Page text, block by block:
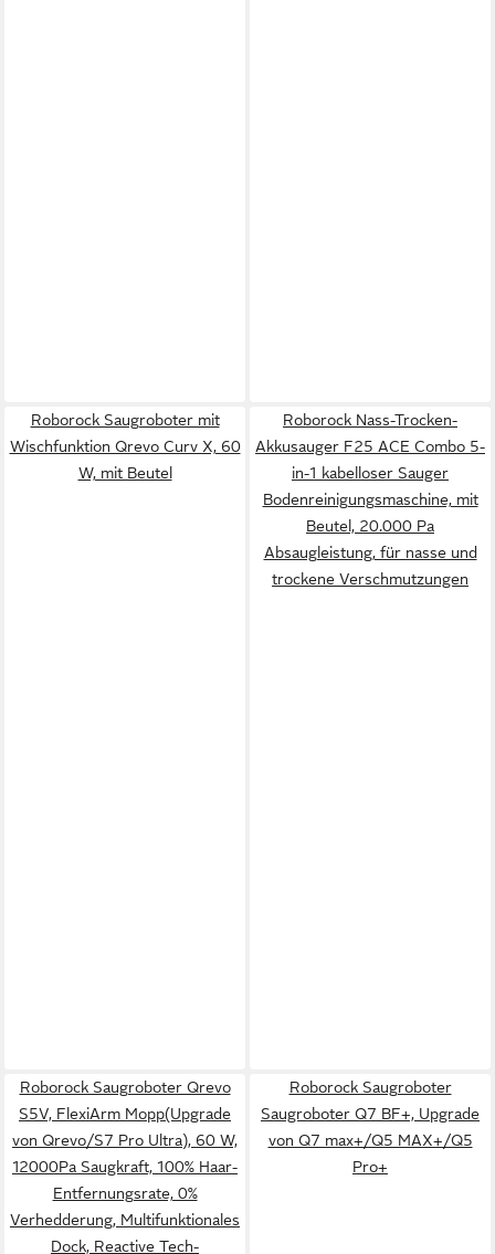
Roborock Saugroboter mit
Wischfunktion Qrevo Curv X, 60
W, mit Beutel
Roborock Nass-Trocken-
Akkusauger F25 ACE Combo 5-
in-1 kabelloser Sauger
Bodenreinigungsmaschine, mit
Beutel, 20.000 Pa
Absaugleistung, für nasse und
trockene Verschmutzungen
Roborock Saugroboter Qrevo
S5V, FlexiArm Mopp(Upgrade
von Qrevo/S7 Pro Ultra), 60 W,
12000Pa Saugkraft, 100% Haar-
Entfernungsrate, 0%
Verhedderung, Multifunktionales
Dock, Reactive Tech-
Roborock Saugroboter
Saugroboter Q7 BF+, Upgrade
von Q7 max+/Q5 MAX+/Q5
Pro+